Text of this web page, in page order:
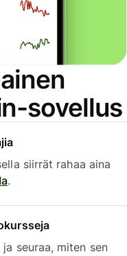
sovellus
siirrät rahaa aina
.
seuraa, miten sen